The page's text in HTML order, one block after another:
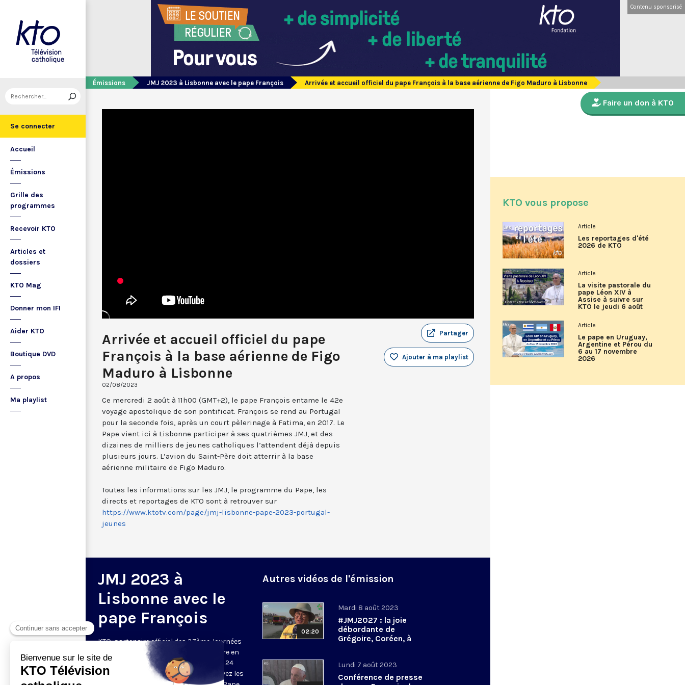
Se connecter
Accueil
Émissions
Grille des
programmes
Recevoir KTO
Articles et
dossiers
KTO Mag
Donner mon IFI
Aider KTO
Boutique DVD
A propos
Ma playlist
Contenu sponsorisé
Émissions JMJ 2023 à Lisbonne avec le pape François Arrivée et accueil officiel du pape François à la base aérienne de Figo Maduro à Lisbonne
Arrivée et accueil officiel du pape
François à la base aérienne de Figo
Maduro à Lisbonne
02/08/2023
Partager
Ajouter à ma playlist
Ce mercredi 2 août à 11h00 (GMT+2), le pape François entame le 42e
voyage apostolique de son pontificat. François se rend au Portugal
pour la seconde fois, après un court pèlerinage à Fatima, en 2017. Le
Pape vient ici à Lisbonne participer à ses quatrièmes JMJ, et des
dizaines de milliers de jeunes catholiques l’attendent déjà depuis
plusieurs jours. L’avion du Saint-Père doit atterrir à la base
aérienne militaire de Figo Maduro.
Toutes les informations sur les JMJ, le programme du Pape, les
directs et reportages de KTO sont à retrouver sur
https://www.ktotv.com/page/jmj-lisbonne-pape-2023-portugal-
jeunes
JMJ 2023 à
Lisbonne avec le
pape François
KTO, partenaire officiel des 37ème Journées
Mondiales de la Jeunesse, vous fait vivre en
direct cet événement qui se déroule du 24
juillet au 6 août 2023 au Portugal ! Suivez les
Autres vidéos de l'émission
02:20
Mardi 8 août 2023
#JMJ2027 : la joie
débordante de
Grégoire, Coréen, à
Lundi 7 août 2023
Conférence de presse
Faire un don à KTO
KTO vous propose
Article
Les reportages d'été
2026 de KTO
Article
La visite pastorale du
pape Léon XIV à
Assise à suivre sur
KTO le jeudi 6 août
Article
Le pape en Uruguay,
Argentine et Pérou du
6 au 17 novembre
2026